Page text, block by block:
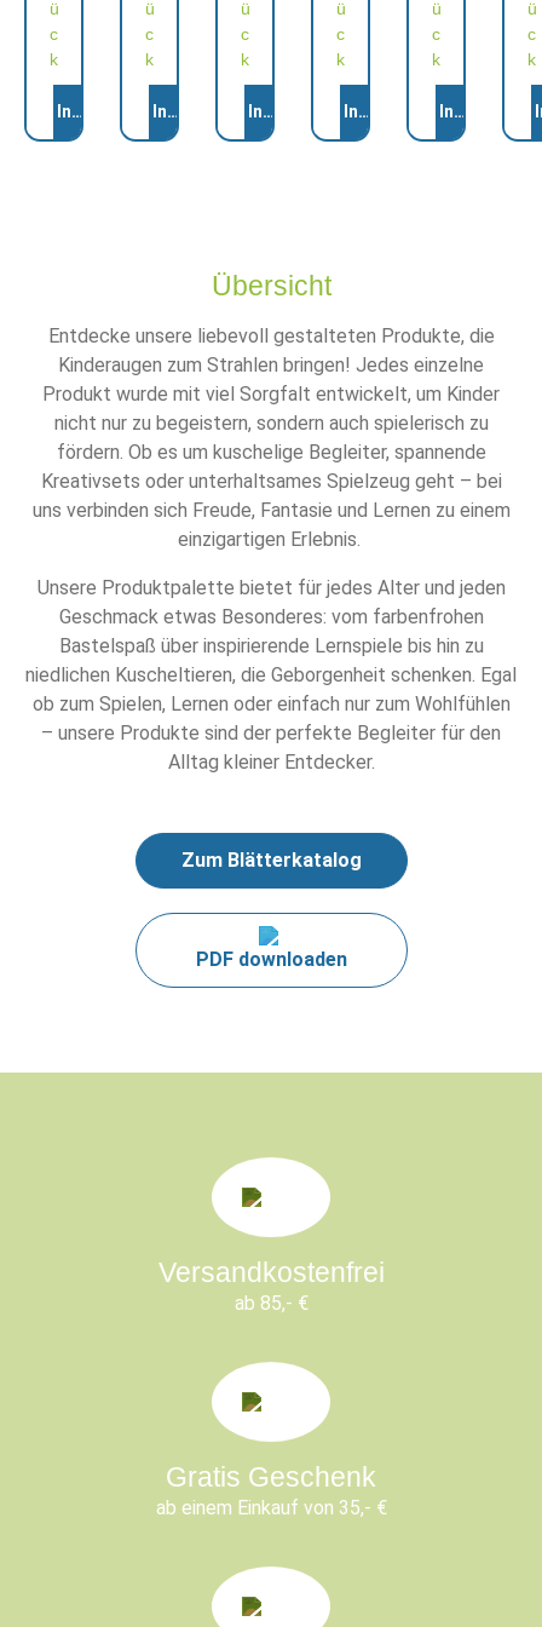
ü
c
k
In den Warenkorb
ü
c
k
In den Warenkorb
ü
c
k
In den Warenkorb
ü
c
k
In den Warenkorb
ü
c
k
In den
ü
c
k
Übersicht
Entdecke unsere liebevoll gestalteten Produkte, die
Kinderaugen zum Strahlen bringen! Jedes einzelne
Produkt wurde mit viel Sorgfalt entwickelt, um Kinder
nicht nur zu begeistern, sondern auch spielerisch zu
fördern. Ob es um kuschelige Begleiter, spannende
Kreativsets oder unterhaltsames Spielzeug geht – bei
uns verbinden sich Freude, Fantasie und Lernen zu einem
einzigartigen Erlebnis.
Unsere Produktpalette bietet für jedes Alter und jeden
Geschmack etwas Besonderes: vom farbenfrohen
Bastelspaß über inspirierende Lernspiele bis hin zu
niedlichen Kuscheltieren, die Geborgenheit schenken. Egal
ob zum Spielen, Lernen oder einfach nur zum Wohlfühlen
– unsere Produkte sind der perfekte Begleiter für den
Alltag kleiner Entdecker.
Zum Blätterkatalog
PDF downloaden
Versandkostenfrei
ab 85,- €
Gratis Geschenk
ab einem Einkauf von 35,- €